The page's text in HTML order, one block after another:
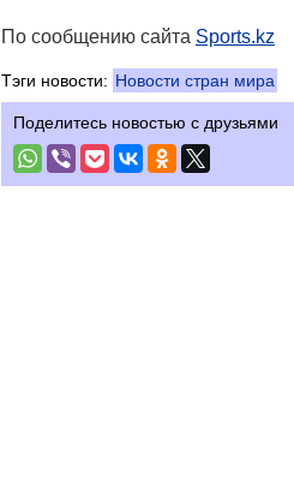
По сообщению сайта Sports.kz
Тэги новости: Новости стран мира
Поделитесь новостью с друзьями